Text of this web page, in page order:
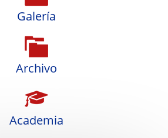
Galería
Archivo
Academia